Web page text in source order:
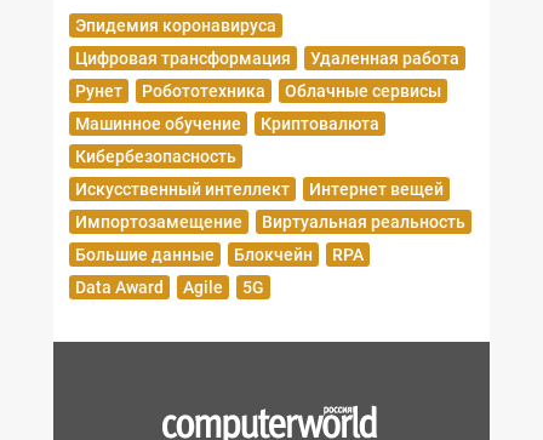
Эпидемия коронавируса
Цифровая трансформация
Удаленная работа
Рунет
Робототехника
Облачные сервисы
Машинное обучение
Криптовалюта
Кибербезопасность
Искусственный интеллект
Интернет вещей
Импортозамещение
Виртуальная реальность
Большие данные
Блокчейн
RPA
Data Award
Agile 5G